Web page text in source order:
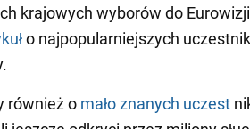
krajowych wyborów do
o najpopularniejszych
również o mało znanych uczest